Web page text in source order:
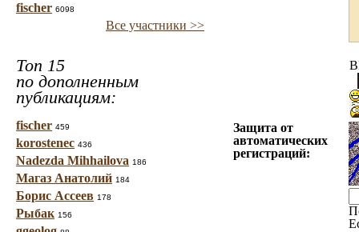
fischer 6098
Все участники >>
Топ 15
по дополненным
публикациям:
fischer 459
korostenec 436
Nadezda Mihhailova 186
Магаз Анатолий 184
Борис Ассеев 178
Рыбак 156
Защита от
автоматических
регистраций: